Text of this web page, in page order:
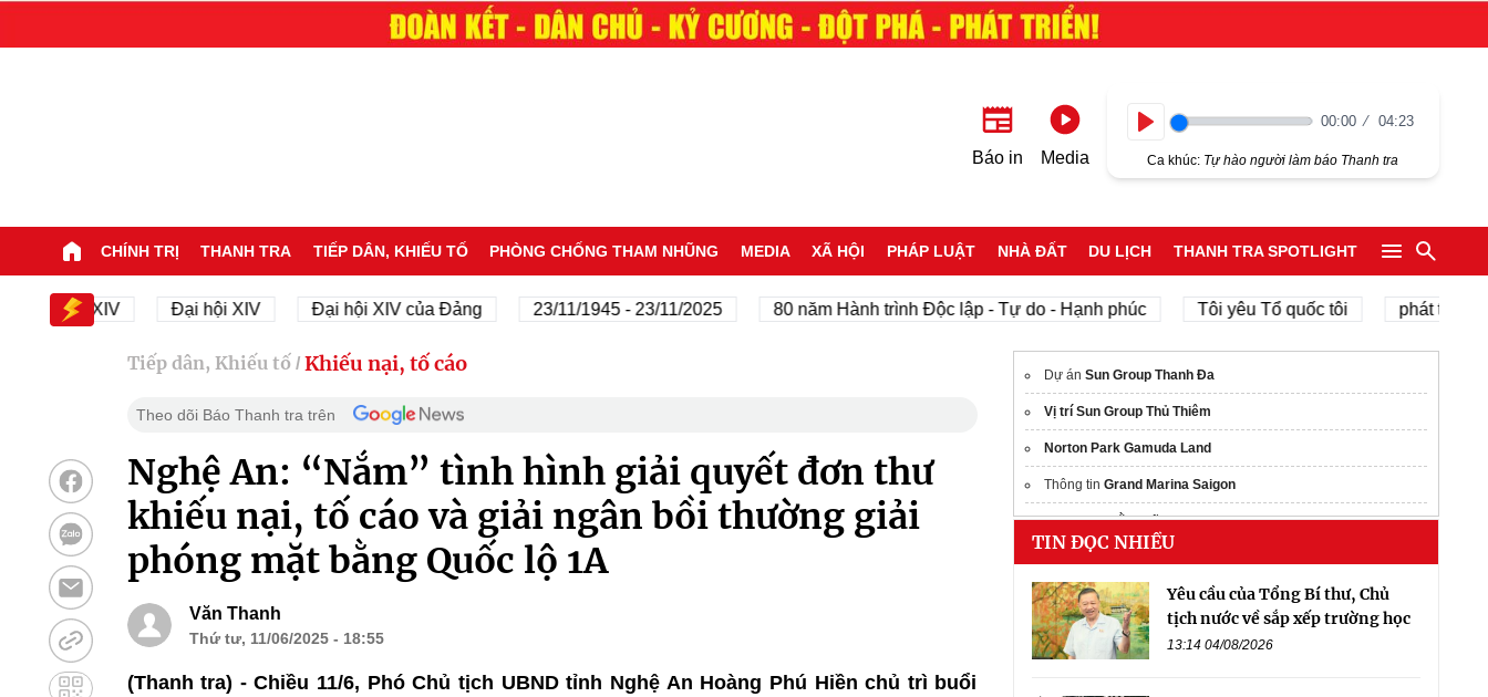
Báo in Media
00:00 04:23
Ca khúc: Tự hào người làm báo Thanh tra
CHÍNH TRỊ THANH TRA TIẾP DÂN, KHIẾU TỐ PHÒNG CHỐNG THAM NHŨNG MEDIA XÃ HỘI PHÁP LUẬT NHÀ ĐẤT DU LỊCH THANH TRA SPOTLIGHT
hội XIV Đại hội XIV Đại hội XIV của Đảng 23/11/1945 - 23/11/2025 80 năm Hành trình Độc lập - Tự do - Hạnh phúc Tôi yêu Tổ quốc tôi phát triển kinh
Tiếp dân, Khiếu tố / Khiếu nại, tố cáo
Theo dõi Báo Thanh tra trên
Nghệ An: “Nắm” tình hình giải quyết đơn thư
khiếu nại, tố cáo và giải ngân bồi thường giải
phóng mặt bằng Quốc lộ 1A
Văn Thanh
Thứ tư, 11/06/2025 - 18:55
(Thanh tra) - Chiều 11/6, Phó Chủ tịch UBND tỉnh Nghệ An Hoàng Phú Hiền chủ trì buổi
Dự án Sun Group Thanh Đa
Vị trí Sun Group Thủ Thiêm
Norton Park Gamuda Land
Thông tin Grand Marina Saigon
Sun Bạch Đằng Vĩnh Tuy
TIN ĐỌC NHIỀU
Yêu cầu của Tổng Bí thư, Chủ
tịch nước về sắp xếp trường học
13:14 04/08/2026